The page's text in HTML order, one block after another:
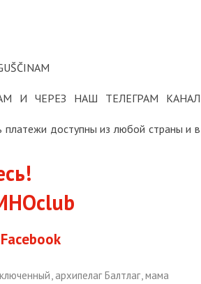
И ЧЕРЕЗ НАШ ТЕЛЕГРАМ КАНАЛ
доступны из любой страны и в
, архипелаг Балтлаг,мама